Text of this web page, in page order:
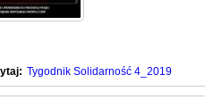
Tygodnik Solidarność 4_2019